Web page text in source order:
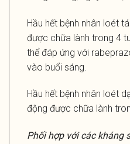
Hầu hết bệnh nhân loét
được chữa lành trong 4
thể đáp ứng với
vào buổi sáng.
Hầu hết bệnh nhân loét
động được chữa lành
Phối hợp với các kháng